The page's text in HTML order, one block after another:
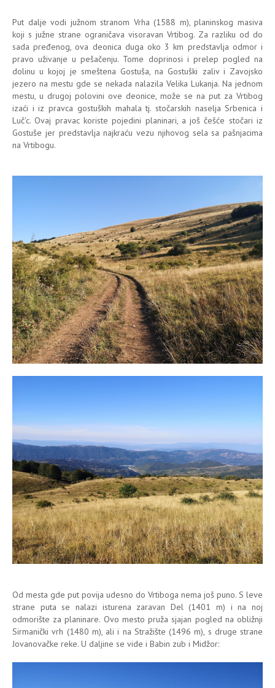
Put dalje vodi južnom stranom Vrha (1588 m), planinskog masiva
koji s južne strane ograničava visoravan Vrtibog. Za razliku od do
sada pređenog, ova deonica duga oko 3 km predstavlja odmor i
pravo uživanje u pešačenju. Tome doprinosi i prelep pogled na
dolinu u kojoj je smeštena Gostuša, na Gostuški zaliv i Zavojsko
jezero na mestu gde se nekada nalazila Velika Lukanja. Na jednom
mestu, u drugoj polovini ove deonice, može se na put za Vrtibog
izaći i iz pravca gostuških mahala tj. stočarskih naselja Srbenica i
Luč'c. Ovaj pravac koriste pojedini planinari, a još češće stočari iz
Gostuše jer predstavlja najkraću vezu njihovog sela sa pašnjacima
na Vrtibogu.
Od mesta gde put povija udesno do Vrtiboga nema još puno. S leve
strane puta se nalazi isturena zaravan Del (1401 m) i na noj
odmorište za planinare. Ovo mesto pruža sjajan pogled na obližnji
Sirmanički vrh (1480 m), ali i na Stražište (1496 m), s druge strane
Jovanovačke reke. U daljine se vide i Babin zub i Midžor: